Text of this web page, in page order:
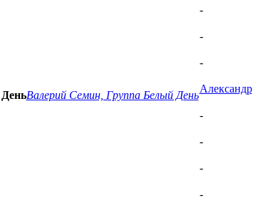
-
-
-
Валерий Семин, Группа Белый День
Александр
-
-
-
-